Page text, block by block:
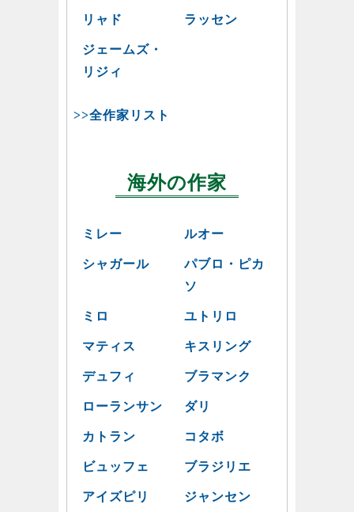
リャド ラッセン
ジェームズ・
リジィ
>>全作家リスト
海外の作家
ミレー ルオー
シャガール
パブロ・ピカ
ソ
ミロ ユトリロ
マティス キスリング
デュフィ ブラマンク
ローランサン ダリ
カトラン コタボ
ビュッフェ ブラジリエ
アイズピリ ジャンセン